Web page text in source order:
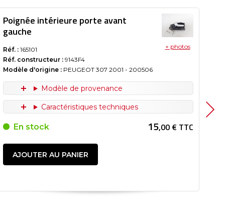
Poignée intérieure porte avant
gauche
Réf. : 165101
Réf. constructeur : 9143F4
Modèle d'origine : PEUGEOT 307 2001 - 200506
+ photos
Modèle de provenance
Caractéristiques techniques
En stock 15,00 € TTC
AJOUTER AU PANIER